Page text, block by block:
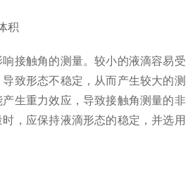
积
触角的测量。较小的液滴容易受
致形态不稳定，从而产生较大的测
生重力效应，导致接触角测量的非
，应保持液滴形态的稳定，并选用